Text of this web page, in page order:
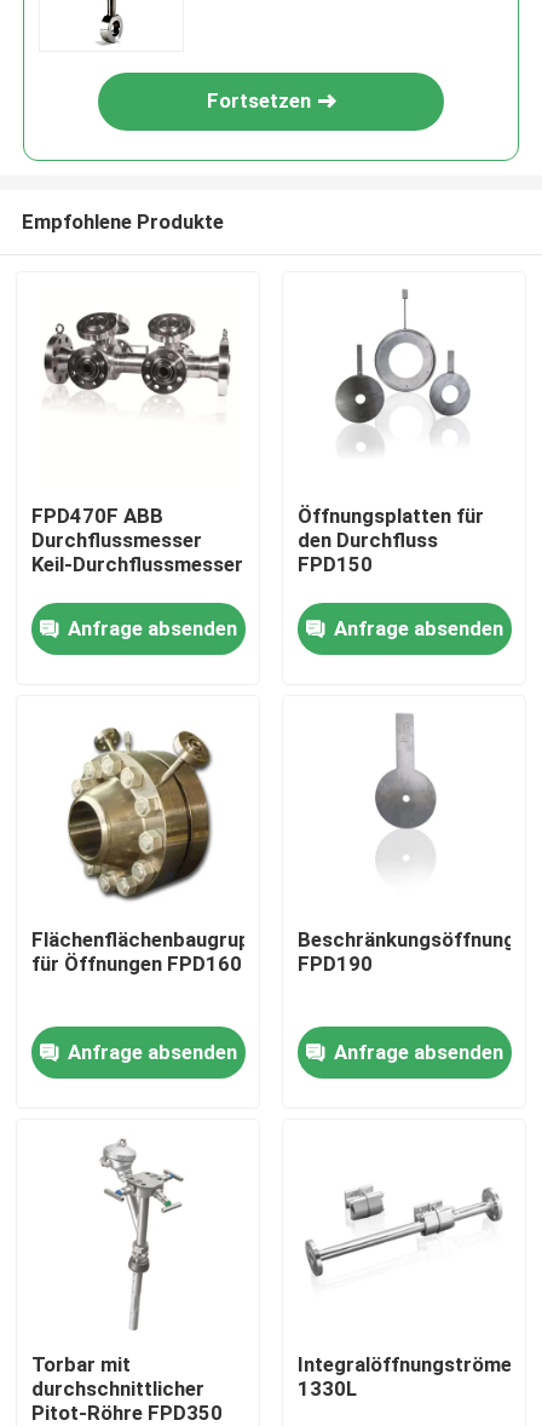
Startseite
Produkte
Videos
Über uns
Fabrik Tour
Kontakt
Referenzen
PSA-Gasgenerator
Psa-Sauerstoff-Generator
Fortsetzen
Empfohlene Produkte
FPD470F ABB
Durchflussmesser
Keil-Durchflussmesser
Anfrage absenden
Öffnungsplatten für
den Durchfluss
FPD150
Anfrage absenden
Flächenflächenbaugruppen
für Öffnungen FPD160
Anfrage absenden
FPD190
Anfrage absenden
Torbar mit
durchschnittlicher
Pitot-Röhre FPD350
1330L